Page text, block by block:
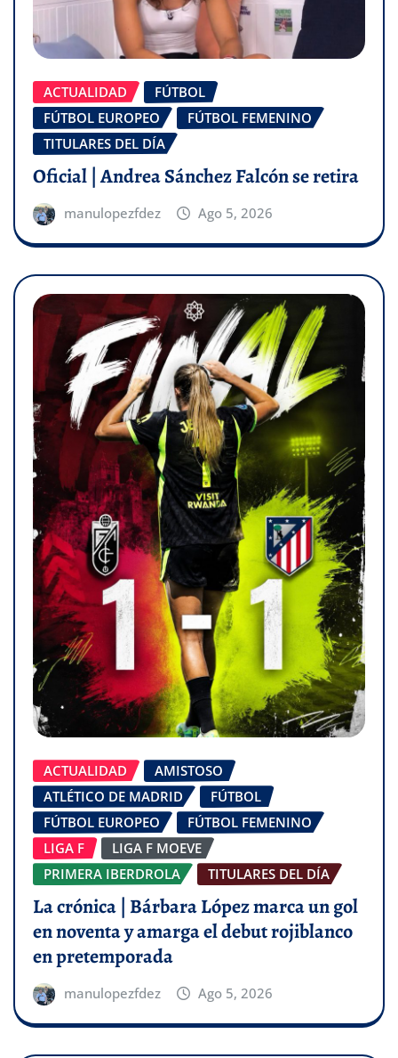
ACTUALIDAD
FÚTBOL
FÚTBOL EUROPEO
FÚTBOL FEMENINO
TITULARES DEL DÍA
Oficial | Andrea Sánchez Falcón se retira
manulopezfdez Ago 5, 2026
ACTUALIDAD
AMISTOSO
ATLÉTICO DE MADRID
FÚTBOL
FÚTBOL EUROPEO
FÚTBOL FEMENINO
LIGA F
LIGA F MOEVE
PRIMERA IBERDROLA
TITULARES DEL DÍA
La crónica | Bárbara López marca un gol
en noventa y amarga el debut rojiblanco
en pretemporada
manulopezfdez Ago 5, 2026